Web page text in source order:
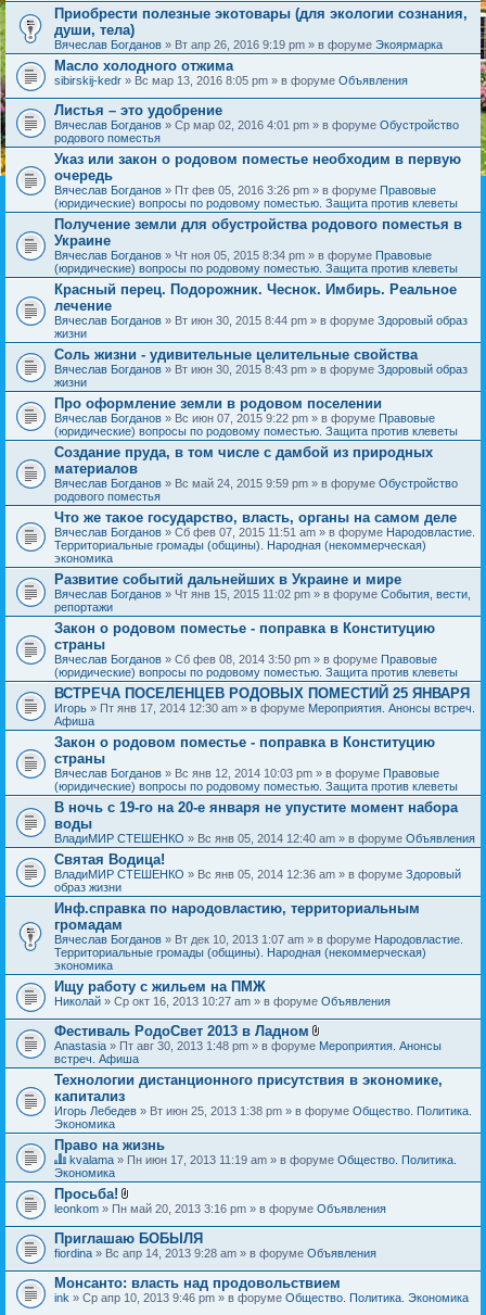
Приобрести полезные экотовары (для экологии сознания,
души, тела)
Вячеслав Богданов » Вт апр 26, 2016 9:19 pm » в форуме Экоярмарка
Масло холодного отжима
sibirskij-kedr » Вс мар 13, 2016 8:05 pm » в форуме Объявления
Листья – это удобрение
Вячеслав Богданов » Ср мар 02, 2016 4:01 pm » в форуме Обустройство
родового поместья
Указ или закон о родовом поместье необходим в первую
очередь
Вячеслав Богданов » Пт фев 05, 2016 3:26 pm » в форуме Правовые
(юридические) вопросы по родовому поместью. Защита против клеветы
Получение земли для обустройства родового поместья в
Украине
Вячеслав Богданов » Чт ноя 05, 2015 8:34 pm » в форуме Правовые
(юридические) вопросы по родовому поместью. Защита против клеветы
Красный перец. Подорожник. Чеснок. Имбирь. Реальное
лечение
Вячеслав Богданов » Вт июн 30, 2015 8:44 pm » в форуме Здоровый образ
жизни
Соль жизни - удивительные целительные свойства
Вячеслав Богданов » Вт июн 30, 2015 8:43 pm » в форуме Здоровый образ
жизни
Про оформление земли в родовом поселении
Вячеслав Богданов » Вс июн 07, 2015 9:22 pm » в форуме Правовые
(юридические) вопросы по родовому поместью. Защита против клеветы
Создание пруда, в том числе с дамбой из природных
материалов
Вячеслав Богданов » Вс май 24, 2015 9:59 pm » в форуме Обустройство
родового поместья
Что же такое государство, власть, органы на самом деле
Вячеслав Богданов » Сб фев 07, 2015 11:51 am » в форуме Народовластие.
Территориальные громады (общины). Народная (некоммерческая)
экономика
Развитие событий дальнейших в Украине и мире
Вячеслав Богданов » Чт янв 15, 2015 11:02 pm » в форуме События, вести,
репортажи
Закон о родовом поместье - поправка в Конституцию
страны
Вячеслав Богданов » Сб фев 08, 2014 3:50 pm » в форуме Правовые
(юридические) вопросы по родовому поместью. Защита против клеветы
ВСТРЕЧА ПОСЕЛЕНЦЕВ РОДОВЫХ ПОМЕСТИЙ 25 ЯНВАРЯ
Игорь » Пт янв 17, 2014 12:30 am » в форуме Мероприятия. Анонсы встреч.
Афиша
Закон о родовом поместье - поправка в Конституцию
страны
Вячеслав Богданов » Вс янв 12, 2014 10:03 pm » в форуме Правовые
(юридические) вопросы по родовому поместью. Защита против клеветы
В ночь с 19-го на 20-е января не упустите момент набора
воды
ВладиМИР СТЕШЕНКО » Вс янв 05, 2014 12:40 am » в форуме Объявления
Святая Водица!
ВладиМИР СТЕШЕНКО » Вс янв 05, 2014 12:36 am » в форуме Здоровый
образ жизни
Инф.справка по народовластию, территориальным
громадам
Вячеслав Богданов » Вт дек 10, 2013 1:07 am » в форуме Народовластие.
Территориальные громады (общины). Народная (некоммерческая)
экономика
Ищу работу с жильем на ПМЖ
Николай » Ср окт 16, 2013 10:27 am » в форуме Объявления
Фестиваль РодоСвет 2013 в Ладном
В
о
ж
н
и
я
Anastasia » Пт авг 30, 2013 1:48 pm » в форуме Мероприятия. Анонсы
встреч. Афиша
Технологии дистанционного присутствия в экономике,
капитализ
Игорь Лебедев » Вт июн 25, 2013 1:38 pm » в форуме Общество. Политика.
Экономика
Право на жизнь
Д
а
н
н
я
т
е
м
а
с
kvalama » Пн июн 17, 2013 11:19 am » в форуме Общество. Политика.
Экономика
Просьба!
В
о
ж
е
н
и
я
leonkom » Пн май 20, 2013 3:16 pm » в форуме Объявления
Приглашаю БОБЫЛЯ
fiordina » Вс апр 14, 2013 9:28 am » в форуме Объявления
Монсанто: власть над продовольствием
ink » Ср апр 10, 2013 9:46 pm » в форуме Общество. Политика. Экономика